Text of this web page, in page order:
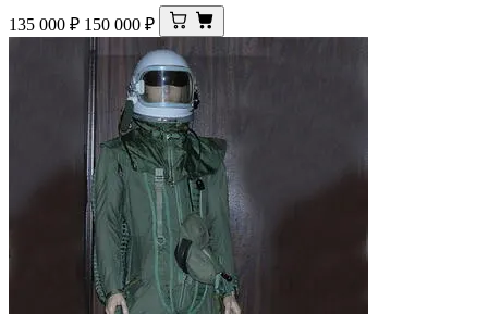
135 000 ₽ 150 000 ₽